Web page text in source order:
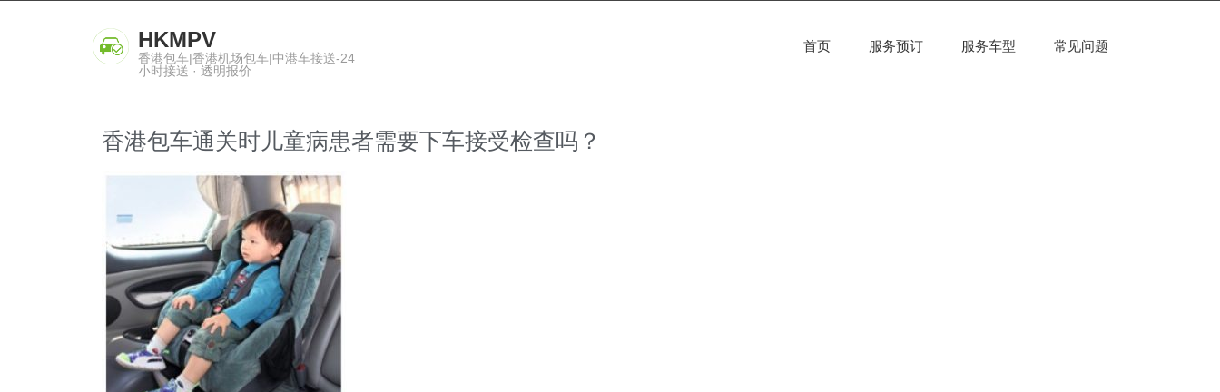
HKMPV
香港包车|香港机场包车|中港车接送-24
小时接送 · 透明报价
首页 服务预订 服务车型 常见问题
香港包车通关时儿童病患者需要下车接受检查吗？